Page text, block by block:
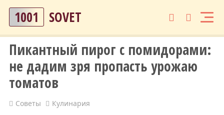
1001 SOVET
Пикантный пирог с помидорами:
не дадим зря пропасть урожаю
томатов
Советы Кулинария